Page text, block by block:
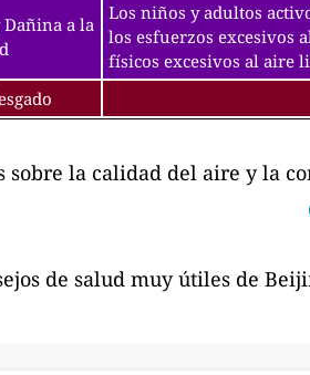
a la
Los niños y adultos
los esfuerzos excesivos
físicos excesivos al aire
sobre la calidad del aire y la
de salud muy útiles de